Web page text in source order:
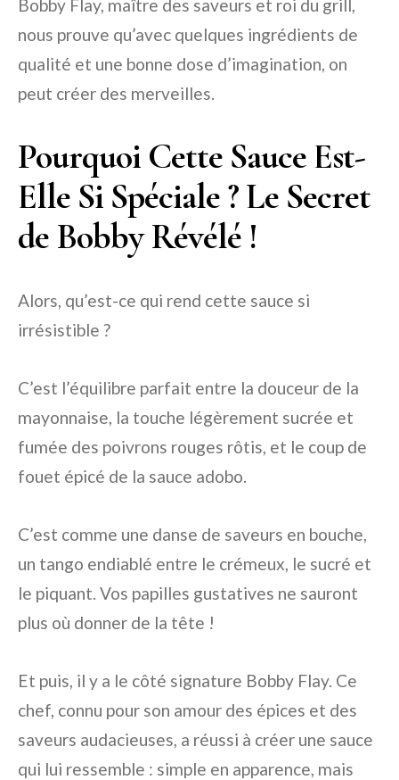
Bobby Flay, maître des saveurs et roi du grill,
nous prouve qu’avec quelques ingrédients de
qualité et une bonne dose d’imagination, on
peut créer des merveilles.
Pourquoi Cette Sauce Est-
Elle Si Spéciale ? Le Secret
de Bobby Révélé !
Alors, qu’est-ce qui rend cette sauce si
irrésistible ?
C’est l’équilibre parfait entre la douceur de la
mayonnaise, la touche légèrement sucrée et
fumée des poivrons rouges rôtis, et le coup de
fouet épicé de la sauce adobo.
C’est comme une danse de saveurs en bouche,
un tango endiablé entre le crémeux, le sucré et
le piquant. Vos papilles gustatives ne sauront
plus où donner de la tête !
Et puis, il y a le côté signature Bobby Flay. Ce
chef, connu pour son amour des épices et des
saveurs audacieuses, a réussi à créer une sauce
qui lui ressemble : simple en apparence, mais